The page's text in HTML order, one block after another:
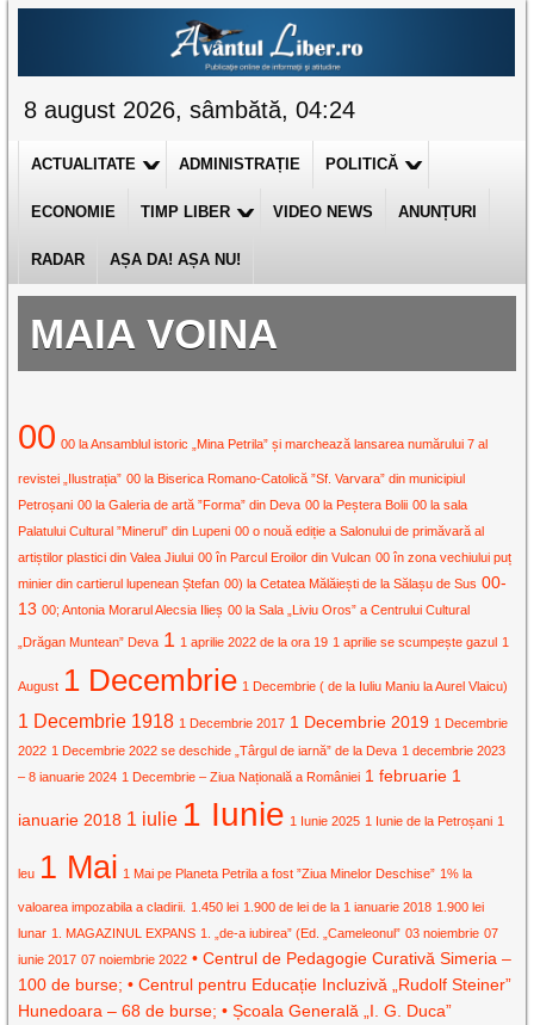
8 august 2026, sâmbătă, 04:24
ACTUALITATE ADMINISTRAȚIE POLITICĂ
ECONOMIE TIMP LIBER VIDEO NEWS ANUNȚURI
RADAR AȘA DA! AȘA NU!
MAIA VOINA
00 00 la Ansamblul istoric „Mina Petrila” și marchează lansarea numărului 7 al
revistei „Ilustrația” 00 la Biserica Romano-Catolică ”Sf. Varvara” din municipiul
Petroșani 00 la Galeria de artă ”Forma” din Deva 00 la Peștera Bolii 00 la sala
Palatului Cultural ”Minerul” din Lupeni 00 o nouă ediție a Salonului de primăvară al
artiștilor plastici din Valea Jiului 00 în Parcul Eroilor din Vulcan 00 în zona vechiului puț
minier din cartierul lupenean Ștefan 00) la Cetatea Mălăiești de la Sălașu de Sus 00-
13 00; Antonia Morarul Alecsia Ilieș 00 la Sala „Liviu Oros” a Centrului Cultural
„Drăgan Muntean” Deva 1 1 aprilie 2022 de la ora 19 1 aprilie se scumpește gazul 1
August 1 Decembrie 1 Decembrie ( de la Iuliu Maniu la Aurel Vlaicu)
1 Decembrie 1918 1 Decembrie 2017 1 Decembrie 2019 1 Decembrie
2022 1 Decembrie 2022 se deschide „Târgul de iarnă” de la Deva 1 decembrie 2023
– 8 ianuarie 2024 1 Decembrie – Ziua Națională a României 1 februarie 1
ianuarie 2018 1 iulie 1 Iunie 1 Iunie 2025 1 Iunie de la Petroșani 1
leu 1 Mai 1 Mai pe Planeta Petrila a fost ”Ziua Minelor Deschise” 1% la
valoarea impozabila a cladirii. 1.450 lei 1.900 de lei de la 1 ianuarie 2018 1.900 lei
lunar 1. MAGAZINUL EXPANS 1. „de-a iubirea” (Ed. „Cameleonul” 03 noiembrie 07
iunie 2017 07 noiembrie 2022 • Centrul de Pedagogie Curativă Simeria –
100 de burse; • Centrul pentru Educație Incluzivă „Rudolf Steiner”
Hunedoara – 68 de burse; • Școala Generală „I. G. Duca”